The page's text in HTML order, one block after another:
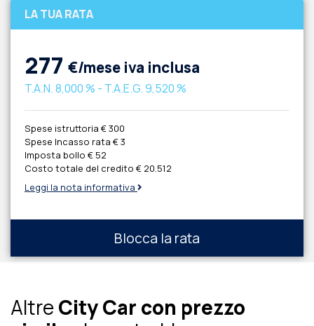
LA TUA RATA
277 €/mese iva inclusa
T.A.N.8,000 % - T.A.E.G.9,520 %
Spese istruttoria € 300
Spese Incasso rata € 3
Imposta bollo € 52
Costo totale del credito € 20.512
Leggi la nota informativa
Blocca la rata
AltreCity Car con prezzo